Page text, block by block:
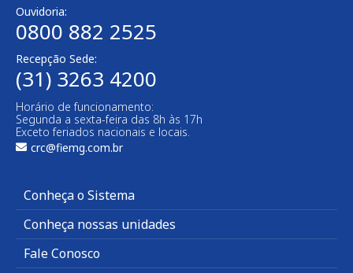
Ouvidoria:
0800 882 2525
Recepção Sede:
(31) 3263 4200
Horário de funcionamento:
Segunda a sexta-feira das 8h às 17h
Exceto feriados nacionais e locais.
crc@fiemg.com.br
Conheça o Sistema
Conheça nossas unidades
Fale Conosco